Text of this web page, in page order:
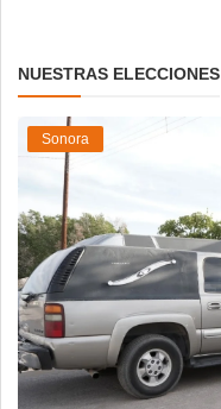
NUESTRAS ELECCIONES
Sonora